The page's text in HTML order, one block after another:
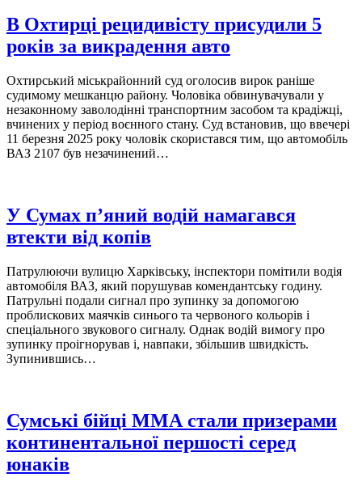
В Охтирці рецидивісту присудили 5
років за викрадення авто
Охтирський міськрайонний суд оголосив вирок раніше
судимому мешканцю району. Чоловіка обвинувачували у
незаконному заволодінні транспортним засобом та крадіжці,
вчинених у період воєнного стану. Суд встановив, що ввечері
11 березня 2025 року чоловік скористався тим, що автомобіль
ВАЗ 2107 був незачинений…
У Сумах п’яний водій намагався
втекти від копів
Патрулюючи вулицю Харківську, інспектори помітили водія
автомобіля ВАЗ, який порушував комендантську годину.
Патрульні подали сигнал про зупинку за допомогою
проблискових маячків синього та червоного кольорів і
спеціального звукового сигналу. Однак водій вимогу про
зупинку проігнорував і, навпаки, збільшив швидкість.
Зупинившись…
Сумські бійці ММА стали призерами
континентальної першості серед
юнаків